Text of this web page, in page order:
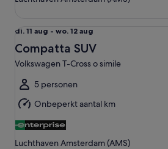
di.
11
aug
tot
wo.
12
aug
di. 11 aug - wo. 12 aug
Compatta SUV
Volkswagen T-Cross o simile
5 personen
Onbeperkt aantal km
Luchthaven Amsterdam (AMS)